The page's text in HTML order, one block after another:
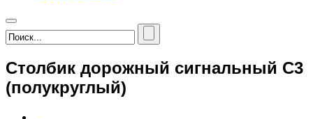
Столбик дорожный сигнальный С3
(полукруглый)